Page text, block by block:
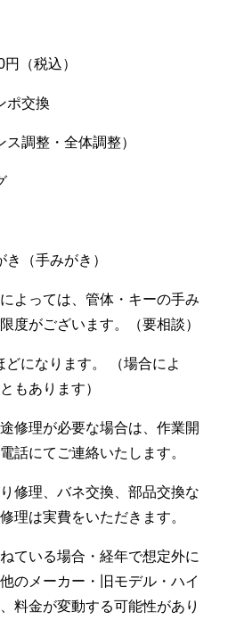
（税込）
ポ交換
調整・全体調整）
（手みがき）
よっては、管体・キーの手み
度がございます。（要相談）
になります。 （場合によ
もあります）
修理が必要な場合は、作業開
話にてご連絡いたします。
修理、バネ交換、部品交換な
理は実費をいただきます。
ている場合・経年で想定外に
のメーカー・旧モデル・ハイ
料金が変動する可能性があり